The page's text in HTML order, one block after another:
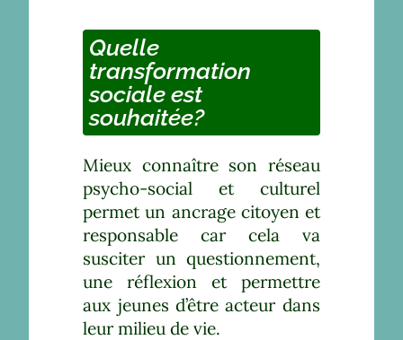
Quelle
transformation
sociale est
souhaitée?
Mieux connaître son réseau
psycho-social et culturel
permet un ancrage citoyen et
responsable car cela va
susciter un questionnement,
une réflexion et permettre
aux jeunes d’être acteur dans
leur milieu de vie.